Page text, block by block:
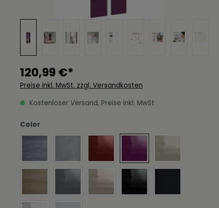
120,99 €*
Preise inkl. MwSt. zzgl. Versandkosten
Kostenloser Versand, Preise inkl. MwSt
Colorauswählen